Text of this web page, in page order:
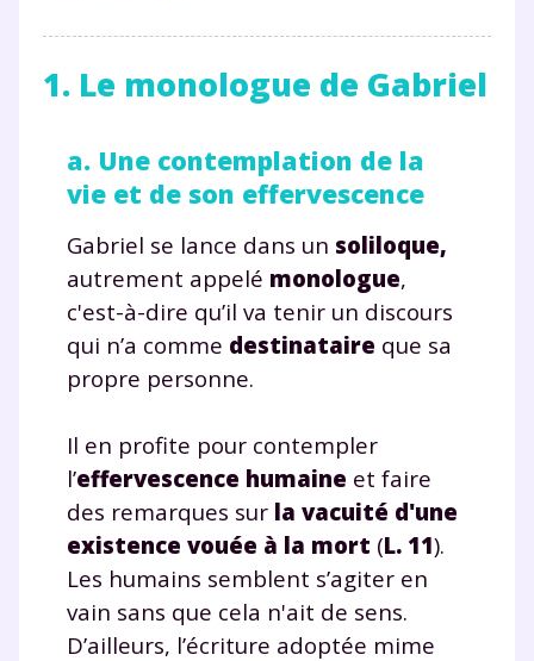
1. Le monologue de Gabriel
a. Une contemplation de la
vie et de son effervescence
Gabriel se lance dans un soliloque,
autrement appelé monologue,
c'est-à-dire qu’il va tenir un discours
qui n’a comme destinataire que sa
propre personne.
Il en profite pour contempler
l’effervescence humaine et faire
des remarques sur la vacuité d'une
existence vouée à la mort (L. 11).
Les humains semblent s’agiter en
vain sans que cela n'ait de sens.
D’ailleurs, l’écriture adoptée mime